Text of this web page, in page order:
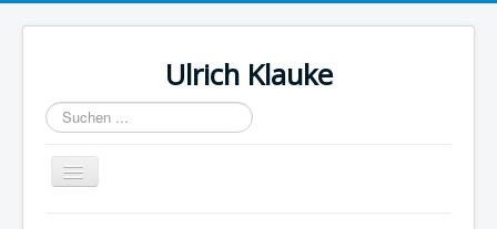
Ulrich Klauke
Suchen
...
Navigation
an/aus